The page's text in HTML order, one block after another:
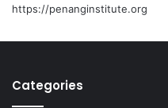
https://penanginstitute.org
Categories